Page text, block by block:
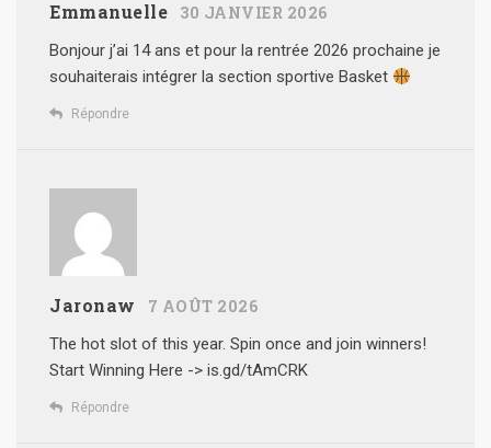
Emmanuelle 30 JANVIER 2026
Bonjour j’ai 14 ans et pour la rentrée 2026 prochaine je
souhaiterais intégrer la section sportive Basket
Répondre
Jaronaw 7 AOÛT 2026
The hot slot of this year. Spin once and join winners!
Start Winning Here -> is.gd/tAmCRK
Répondre